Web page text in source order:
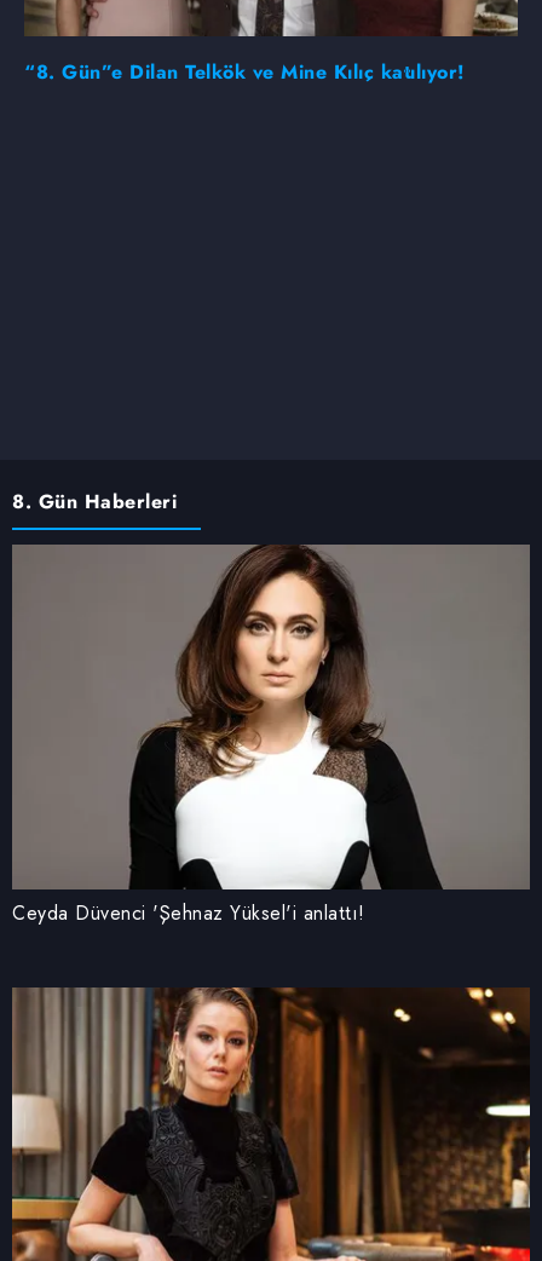
“8. Gün”e Dilan Telkök ve Mine Kılıç katılıyor!
8. Gün Haberleri
Ceyda Düvenci 'Şehnaz Yüksel'i anlattı!